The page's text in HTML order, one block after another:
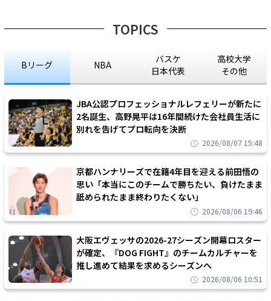
TOPICS
Bリーグ NBA
バスケ
日本代表
高校大学
その他
JBA公認プロフェッショナルレフェリーが新たに
2名誕生、高野晃平は16年間続けた会社員生活に
別れを告げてプロ転向を決断
2026/08/07 15:48
京都ハンナリーズで在籍4年目を迎える前田悟の
思い「本当にこのチームで勝ちたい、負けたまま
舐められたまま終わりたくない」
2026/08/06 19:46
大阪エヴェッサの2026-27シーズン開幕ロスター
が確定、『DOG FIGHT』のチームカルチャーを
推し進めて結果を求めるシーズンへ
2026/08/06 10:51